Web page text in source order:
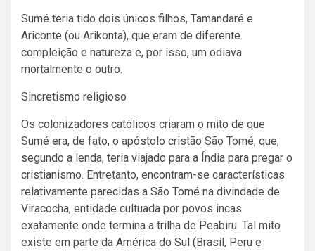
Sumé teria tido dois únicos filhos, Tamandaré e
Ariconte (ou Arikonta), que eram de diferente
compleição e natureza e, por isso, um odiava
mortalmente o outro.
Sincretismo religioso
Os colonizadores católicos criaram o mito de que
Sumé era, de fato, o apóstolo cristão São Tomé, que,
segundo a lenda, teria viajado para a Índia para pregar o
cristianismo. Entretanto, encontram-se características
relativamente parecidas a São Tomé na divindade de
Viracocha, entidade cultuada por povos incas
exatamente onde termina a trilha de Peabiru. Tal mito
existe em parte da América do Sul (Brasil, Peru e